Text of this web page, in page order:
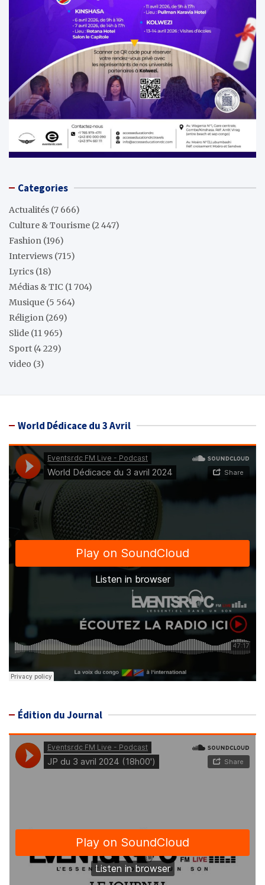
Categories
Actualités (7 666)
Culture & Tourisme (2 447)
Fashion (196)
Interviews (715)
Lyrics (18)
Médias & TIC (1 704)
Musique (5 564)
Réligion (269)
Slide (11 965)
Sport (4 229)
video (3)
World Dédicace du 3 Avril
Édition du Journal